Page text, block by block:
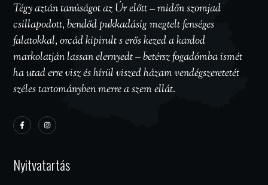
Tégy aztán tanúságot az Úr előtt – midőn szomjad
csillapodott, bendőd pukkadásig megtelt fenséges
falatokkal, orcád kipirult s erős kezed a kardod
markolatján lassan elernyedt – betérsz fogadómba ismét
ha utad erre visz és hírül viszed házam vendégszeretetét
széles tartományben merre a szem ellát.
Nyitvatartás